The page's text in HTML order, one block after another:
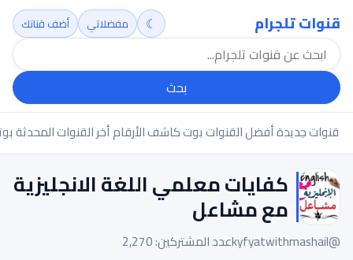
قنوات تلجرام
بحث
☾ مفضلاتي أضف قناتك
قنوات جديدةأفضل القنواتبوت كاشف الأرقامأخر القنوات المحدثة
كفايات معلمي اللغة الانجليزية
مع مشاعل
@kyfyatwithmashail
عدد المشتركين: 2,270